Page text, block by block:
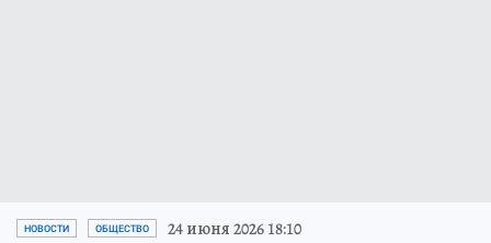
НОВОСТИ ОБЩЕСТВО 24 июня 2026 18:10